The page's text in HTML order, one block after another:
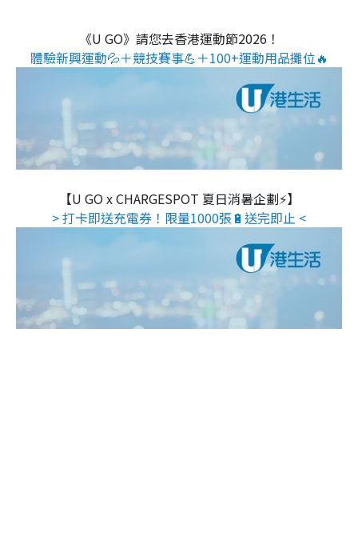
《U GO》請您去香港運動節2026！
體驗新興運動💦＋競技賽事💪＋100+運動用品攤位🔥
【U GO x CHARGESPOT 夏日消暑企劃⚡】
> 打卡即送充電券！限量1000張🔋送完即止 <